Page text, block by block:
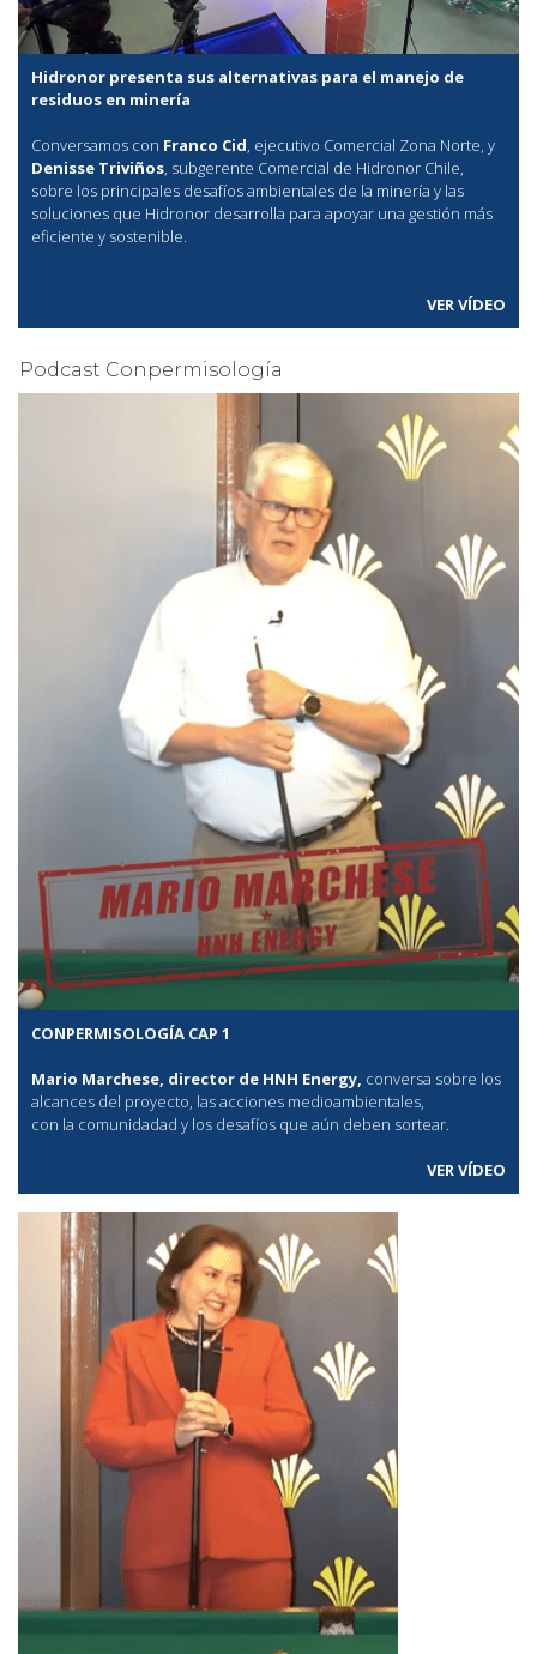
Hidronor presenta sus alternativas para el manejo de
residuos en minería
Conversamos con Franco Cid, ejecutivo Comercial Zona Norte, y
Denisse Triviños, subgerente Comercial de Hidronor Chile,
sobre los principales desafíos ambientales de la minería y las
soluciones que Hidronor desarrolla para apoyar una gestión más
eficiente y sostenible.
VER VÍDEO
Podcast Conpermisología
CONPERMISOLOGÍA CAP 1
Mario Marchese, director de HNH Energy, conversa sobre los
alcances del proyecto, las acciones medioambientales,
con la comunidadad y los desafíos que aún deben sortear.
VER VÍDEO